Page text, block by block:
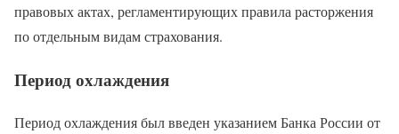
правовых актах, регламентирующих правила расторжения
по отдельным видам страхования.
Период охлаждения
Период охлаждения был введен указанием Банка России от